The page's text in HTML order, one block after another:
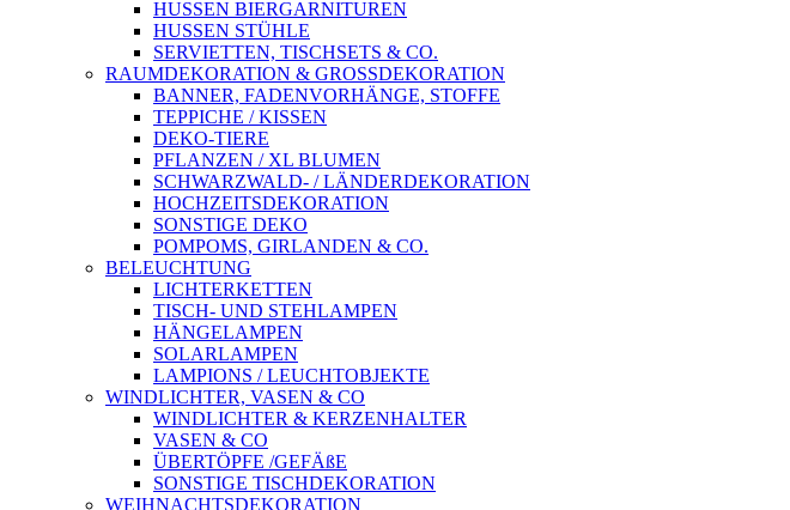
HUSSEN BIERGARNITUREN
HUSSEN STÜHLE
SERVIETTEN, TISCHSETS & CO.
RAUMDEKORATION & GROSSDEKORATION
BANNER, FADENVORHÄNGE, STOFFE
TEPPICHE / KISSEN
DEKO-TIERE
PFLANZEN / XL BLUMEN
SCHWARZWALD- / LÄNDERDEKORATION
HOCHZEITSDEKORATION
SONSTIGE DEKO
POMPOMS, GIRLANDEN & CO.
BELEUCHTUNG
LICHTERKETTEN
TISCH- UND STEHLAMPEN
HÄNGELAMPEN
SOLARLAMPEN
LAMPIONS / LEUCHTOBJEKTE
WINDLICHTER, VASEN & CO
WINDLICHTER & KERZENHALTER
VASEN & CO
ÜBERTÖPFE /GEFÄßE
SONSTIGE TISCHDEKORATION
WEIHNACHTSDEKORATION